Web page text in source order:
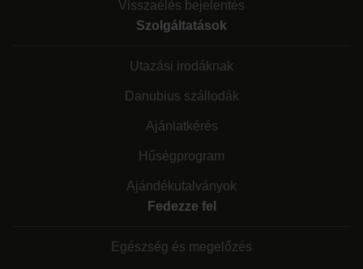
Visszaélés bejelentés
Szolgáltatások
Utazási irodáknak
Danubius szállodák
Ajánlatkérés
Hűségprogram
Ajándékutalványok
Fedezze fel
Egészség és megelőzés